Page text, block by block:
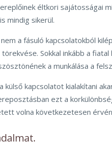
éltkori sajátosságai
mindig sikerül.
a fásuló kapcsolatokból
Sokkal inkább a fiatal
a munkálása a
külső kapcsolatot kialakítani
ezt a
volna következetesen